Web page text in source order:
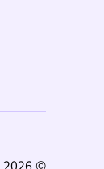
© 2026